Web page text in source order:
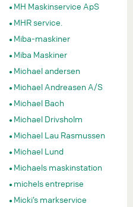
MH Maskinservice ApS
MHR service.
Miba-maskiner
Miba Maskiner
Michael andersen
Michael Andreasen A/S
Michael Bach
Michael Drivsholm
Michael Lau Rasmussen
Michael Lund
Michaels maskinstation
michels entreprise
Micki’s markservice